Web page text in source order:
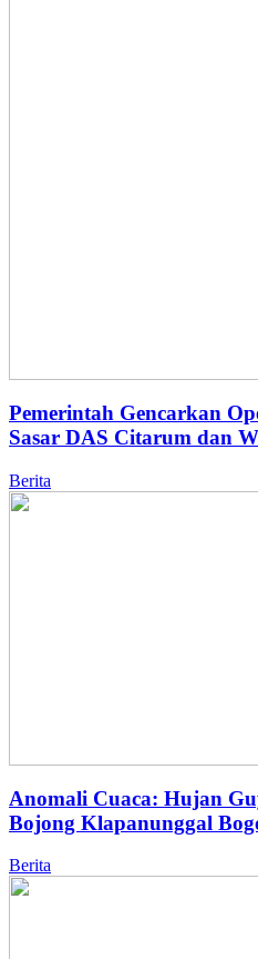
Pemerintah Gencarkan
Sasar DAS Citarum dan
Berita
Anomali Cuaca: Hujan
Bojong Klapanunggal
Berita